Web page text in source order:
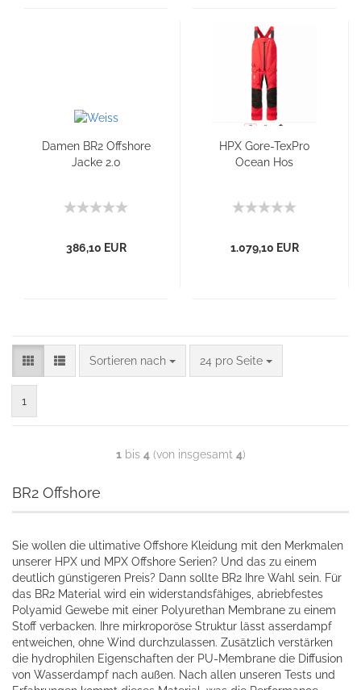
Damen BR2 Offshore
Jacke 2.0
386,10 EUR
HPX Gore-TexPro
Ocean Hos
1.079,10 EUR
Sortieren nach 24 pro Seite
1
1bis 4(von insgesamt 4)
BR2 Offshore
​Sie wollen die ultimative Offshore Kleidung mit den Merkmalen
unserer HPX und MPX Offshore Serien? Und das zu einem
deutlich günstigeren Preis? Dann sollte BR2 Ihre Wahl sein. Für
das BR2 Material wird ein widerstandsfähiges, abriebfestes
Polyamid Gewebe mit einer Polyurethan Membrane zu einem
Stoff verbacken. Ihre mirkroporöse Struktur lässt asserdampf
entweichen, ohne Wind durchzulassen. Zusätzlich verstärken
die hydrophilen Eigenschaften der PU-Membrane die Diffusion
von Wasserdampf nach außen. Nach allen unseren Tests und